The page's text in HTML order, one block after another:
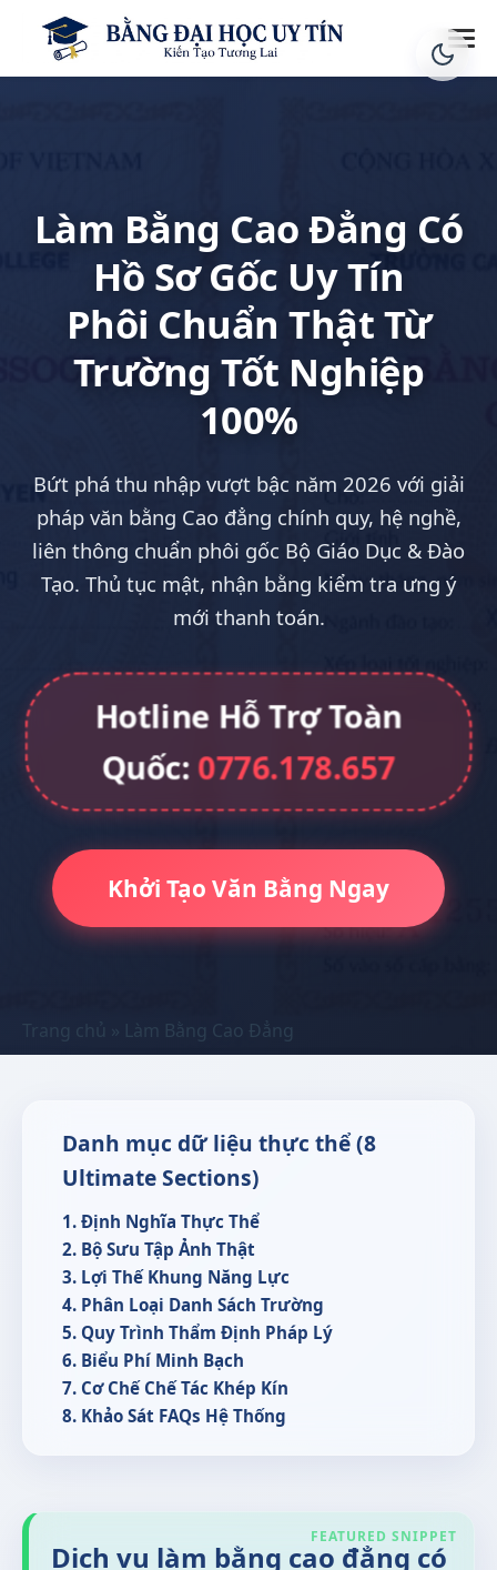
Làm Bằng Cao Đẳng Có
Hồ Sơ Gốc Uy Tín
Phôi Chuẩn Thật Từ
Trường Tốt Nghiệp
100%
Bứt phá thu nhập vượt bậc năm 2026 với giải
pháp văn bằng Cao đẳng chính quy, hệ nghề,
liên thông chuẩn phôi gốc Bộ Giáo Dục & Đào
Tạo. Thủ tục mật, nhận bằng kiểm tra ưng ý
mới thanh toán.
Hotline Hỗ Trợ Toàn
Quốc:0776.178.657
Khởi Tạo Văn Bằng Ngay
Trang chủ » Làm Bằng Cao Đẳng
Danh mục dữ liệu thực thể (8
Ultimate Sections)
1. Định Nghĩa Thực Thể
2. Bộ Sưu Tập Ảnh Thật
3. Lợi Thế Khung Năng Lực
4. Phân Loại Danh Sách Trường
5. Quy Trình Thẩm Định Pháp Lý
6. Biểu Phí Minh Bạch
7. Cơ Chế Chế Tác Khép Kín
8. Khảo Sát FAQs Hệ Thống
Dịch vụ làm bằng cao đẳng có